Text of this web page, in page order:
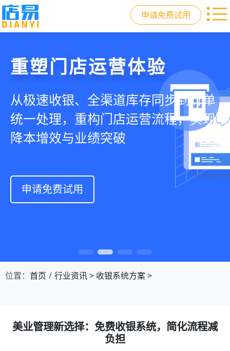
申请免费试用
门店收银，就用店易
智慧收银+商品库存+会员增长+小程序
商城，一套系统解决开店管店及业绩
增长难题
申请免费试用
重塑门店运营体验
从极速收银、全渠道库存同步到订单
统一处理，重构门店运营流程，实现
降本增效与业绩突破
申请免费试用
驱动私域会员增长
从支付即会员、精准营销到优惠券互
通，驱动私域流量沉淀和会员复购，
提升忠诚度和营销效果
申请免费试用
快速拓展生意边界
借助小程序商城、线上引流到线下售
后，打通全域销售渠道，拓展生意边
界，提升顾客体验
申请免费试用
位置： 首页 行业资讯> 收银系统方案>
美业管理新选择：免费收银系统，简化流程减
负担